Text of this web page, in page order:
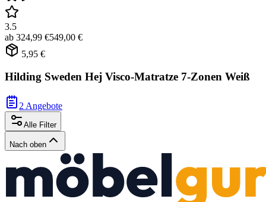
3.5
ab 324,99 €549,00 €
5,95 €
Hilding Sweden Hej Visco-Matratze 7-Zonen Weiß
2 Angebote
Alle Filter
Nach oben